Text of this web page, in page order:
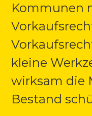
Kommunen
kleine
wirksam die
Bestand